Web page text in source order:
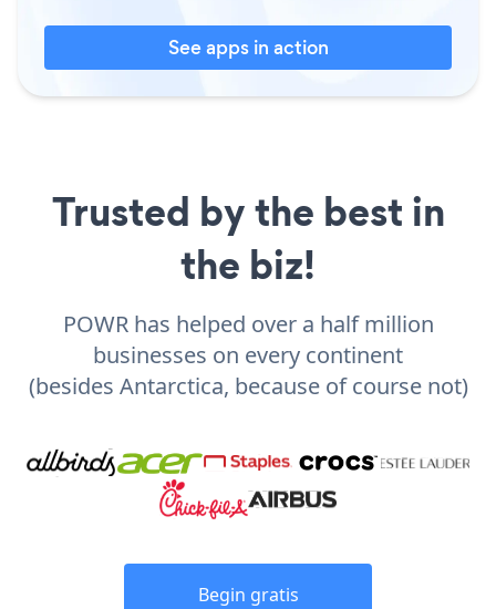
See apps in action
Trusted by the best in
the biz!
POWR has helped over a half million
businesses on every continent
(besides Antarctica, because of course not)
Begin gratis